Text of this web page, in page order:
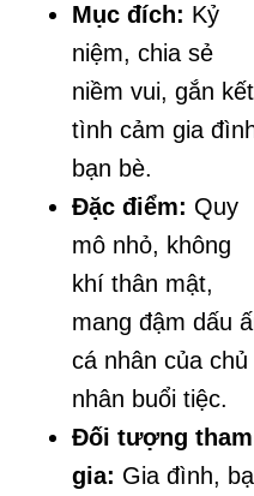
Mục đích: Kỷ
niệm, chia sẻ
niềm vui, gắn kết
tình cảm gia
bạn bè.
Đặc điểm: Quy
mô nhỏ, không
khí thân mật,
mang đậm dấu
cá nhân của chủ
nhân buổi tiệc.
Đối tượng tham
gia: Gia đình,